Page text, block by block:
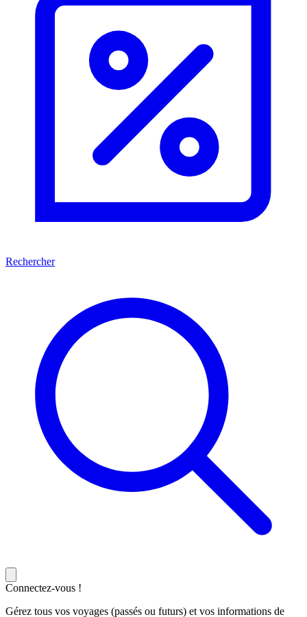
Rechercher
Connectez-vous !
Gérez tous vos voyages (passés ou futurs) et vos informations de